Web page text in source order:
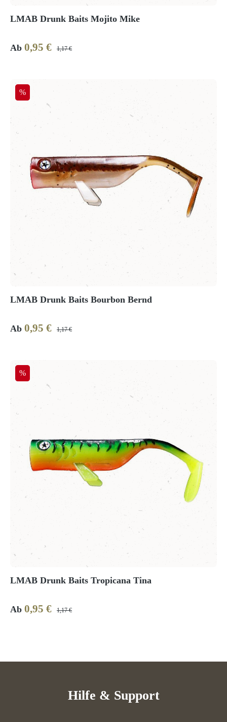
LMAB Drunk Baits Mojito Mike
Verkaufspreis:
Ab 0,95 € Regulärer Preis:
1,17 €
Rabatt
%
LMAB Drunk Baits Bourbon Bernd
Verkaufspreis:
Ab 0,95 € Regulärer Preis:
1,17 €
Rabatt
%
LMAB Drunk Baits Tropicana Tina
Verkaufspreis:
Ab 0,95 € Regulärer Preis:
1,17 €
Hilfe & Support